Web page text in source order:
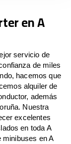
en A
servicio de
de miles
hacemos que
alquiler de
además
Nuestra
excelentes
en toda A
minibuses en A